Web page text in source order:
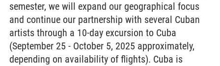
semester, we will expand our geographical focus
and continue our partnership with several Cuban
artists through a 10-day excursion to Cuba
(September 25 - October 5, 2025 approximately,
depending on availability of flights). Cuba is